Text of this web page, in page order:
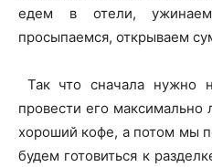
едем в отели,
просыпаемся, открываем
Так что сначала нужно
провести его
хороший кофе, а потом мы
будем готовиться к